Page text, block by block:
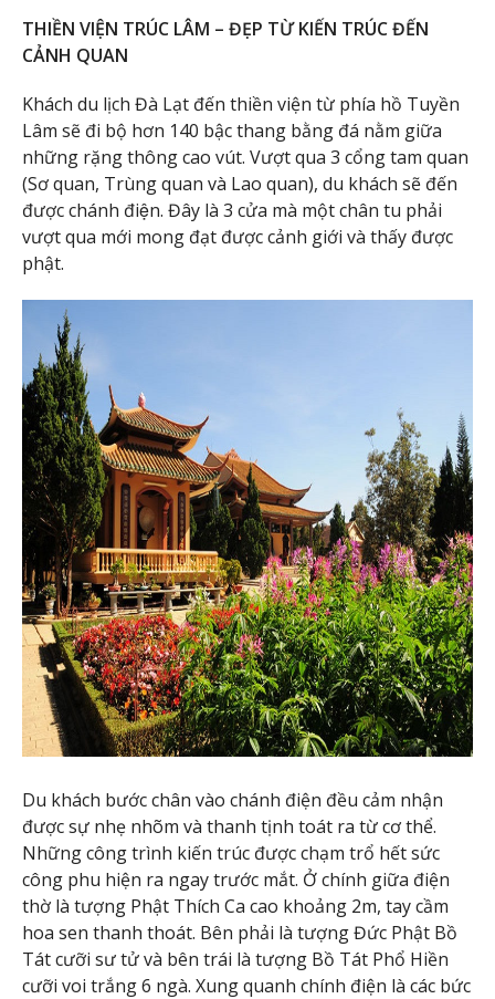
THIỀN VIỆN TRÚC LÂM – ĐẸP TỪ KIẾN TRÚC ĐẾN
CẢNH QUAN
Khách du lịch Đà Lạt đến thiền viện từ phía hồ Tuyền
Lâm sẽ đi bộ hơn 140 bậc thang bằng đá nằm giữa
những rặng thông cao vút. Vượt qua 3 cổng tam quan
(Sơ quan, Trùng quan và Lao quan), du khách sẽ đến
được chánh điện. Đây là 3 cửa mà một chân tu phải
vượt qua mới mong đạt được cảnh giới và thấy được
phật.
Du khách bước chân vào chánh điện đều cảm nhận
được sự nhẹ nhõm và thanh tịnh toát ra từ cơ thể.
Những công trình kiến trúc được chạm trổ hết sức
công phu hiện ra ngay trước mắt. Ở chính giữa điện
thờ là tượng Phật Thích Ca cao khoảng 2m, tay cầm
hoa sen thanh thoát. Bên phải là tượng Đức Phật Bồ
Tát cưỡi sư tử và bên trái là tượng Bồ Tát Phổ Hiền
cưỡi voi trắng 6 ngà. Xung quanh chính điện là các bức